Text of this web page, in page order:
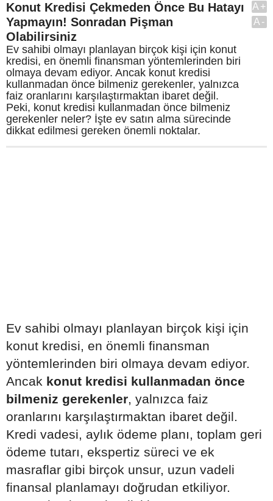
Konut Kredisi Çekmeden Önce Bu Hatayı
Yapmayın! Sonradan Pişman
Olabilirsiniz
Ev sahibi olmayı planlayan birçok kişi için konut
kredisi, en önemli finansman yöntemlerinden biri
olmaya devam ediyor. Ancak konut kredisi
kullanmadan önce bilmeniz gerekenler, yalnızca
faiz oranlarını karşılaştırmaktan ibaret değil.
Peki, konut kredisi kullanmadan önce bilmeniz
gerekenler neler? İşte ev satın alma sürecinde
dikkat edilmesi gereken önemli noktalar.
A+
A-
Ev sahibi olmayı planlayan birçok kişi için
konut kredisi, en önemli finansman
yöntemlerinden biri olmaya devam ediyor.
Ancak konut kredisi kullanmadan önce
bilmeniz gerekenler, yalnızca faiz
oranlarını karşılaştırmaktan ibaret değil.
Kredi vadesi, aylık ödeme planı, toplam geri
ödeme tutarı, ekspertiz süreci ve ek
masraflar gibi birçok unsur, uzun vadeli
finansal planlamayı doğrudan etkiliyor.